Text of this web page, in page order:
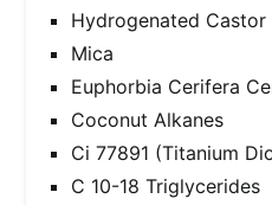
Hydrogenated
Mica
Euphorbia Cerifera
Coconut Alkanes
Ci 77891 (Titanium
C 10-18 Triglycerides